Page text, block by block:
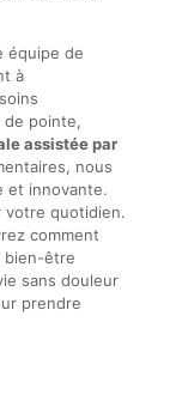
équipe de
à
de pointe,
assistée par
nous
et innovante.
votre quotidien.
comment
bien-être
sans douleur
prendre